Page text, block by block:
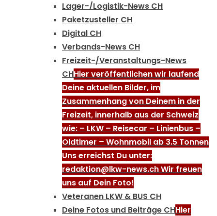
Lager-/Logistik-News CH
Paketzusteller CH
Digital CH
Verbands-News CH
Freizeit-/Veranstaltungs-News
CHHier veröffentlichen wir laufend
Deine aktuellen Bilder, im
Zusammenhang von Deinem in der
Freizeit, innerhalb aus der Schweiz
wie: – LKW – Reisecar – Linienbus –
Oldtimer – Wohnmobil ab 3.5 Tonnen
Uns erreichst Du unter:
redaktion@lkw-news.ch Wir freuen
uns auf Dein Foto!
Veteranen LKW & BUS CH
Deine Fotos und Beiträge CHHier